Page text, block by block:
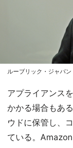
ルーブリック・ジャパ
アプライアンス
かかる場合もあ
ウドに保管し、
ている。